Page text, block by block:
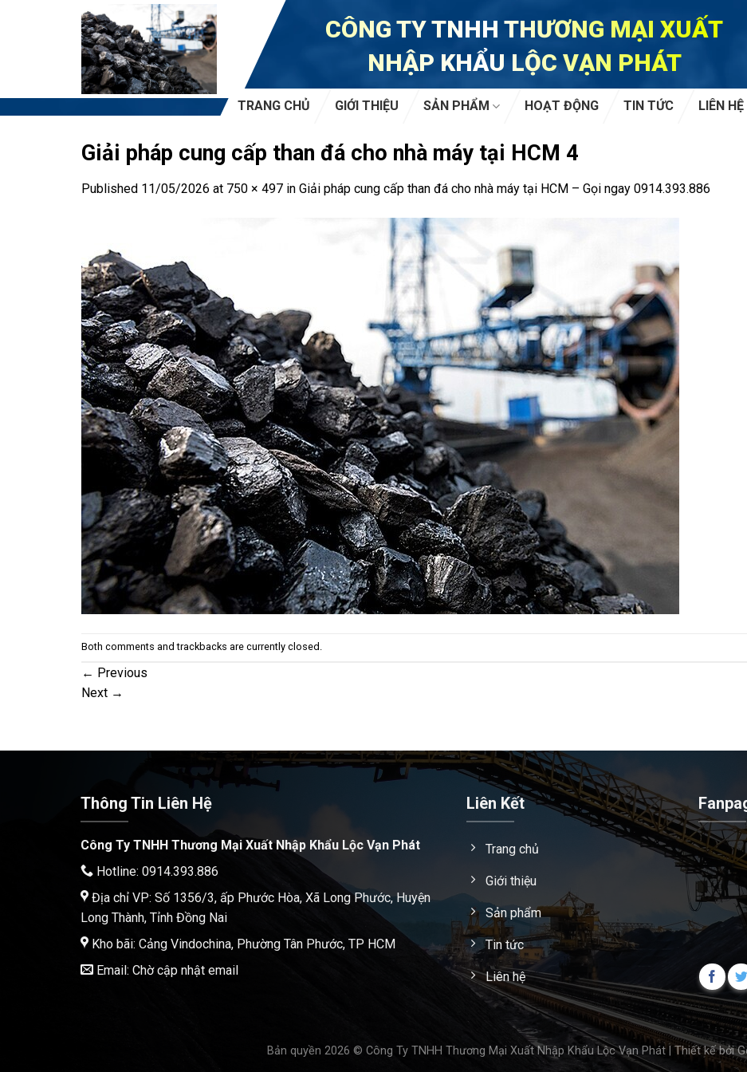
CÔNG TY TNHH THƯƠNG MẠI XUẤT
NHẬP KHẨU LỘC VẠN PHÁT
TRANG CHỦ GIỚI THIỆU SẢN PHẨM HOẠT ĐỘNG TIN TỨC LIÊN HỆ
Giải pháp cung cấp than đá cho nhà máy tại HCM 4
Published 11/05/2026 at 750 × 497 in Giải pháp cung cấp than đá cho nhà máy tại HCM – Gọi ngay 0914.393.886
Both comments and trackbacks are currently closed.
← Previous
Next →
Thông Tin Liên Hệ
Công Ty TNHH Thương Mại Xuất Nhập Khẩu Lộc Vạn Phát
Hotline: 0914.393.886
Địa chỉ VP: Số 1356/3, ấp Phước Hòa, Xã Long Phước, Huyện
Long Thành, Tỉnh Đồng Nai
Kho bãi: Cảng Vindochina, Phường Tân Phước, TP HCM
Email: Chờ cập nhật email
Liên Kết
Trang chủ
Giới thiệu
Sản phẩm
Tin tức
Liên hệ
Bản quyền 2026 © Công Ty TNHH Thương Mại Xuất Nhập Khẩu Lộc Vạn Phát | Thiết kế bởi